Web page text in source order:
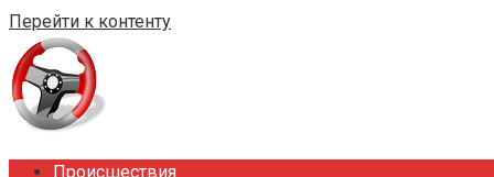
Перейти к контенту
Происшествия